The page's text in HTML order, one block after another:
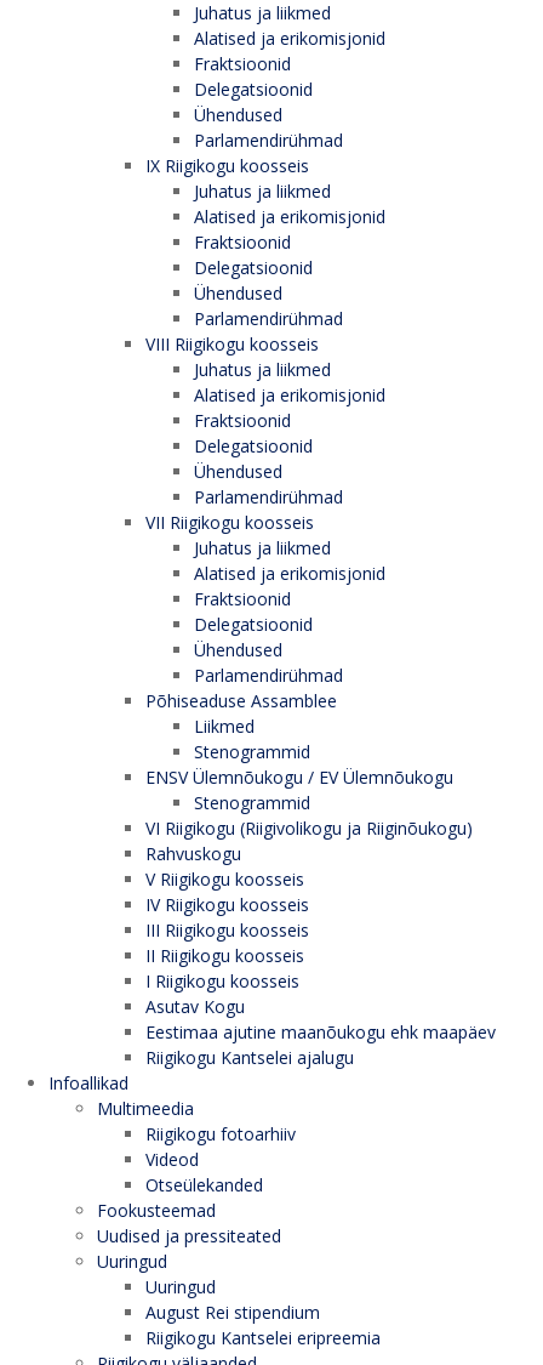
Juhatus ja liikmed
Alatised ja erikomisjonid
Fraktsioonid
Delegatsioonid
Ühendused
Parlamendirühmad
IX Riigikogu koosseis
Juhatus ja liikmed
Alatised ja erikomisjonid
Fraktsioonid
Delegatsioonid
Ühendused
Parlamendirühmad
VIII Riigikogu koosseis
Juhatus ja liikmed
Alatised ja erikomisjonid
Fraktsioonid
Delegatsioonid
Ühendused
Parlamendirühmad
VII Riigikogu koosseis
Juhatus ja liikmed
Alatised ja erikomisjonid
Fraktsioonid
Delegatsioonid
Ühendused
Parlamendirühmad
Põhiseaduse Assamblee
Liikmed
Stenogrammid
ENSV Ülemnõukogu / EV Ülemnõukogu
Stenogrammid
VI Riigikogu (Riigivolikogu ja Riiginõukogu)
Rahvuskogu
V Riigikogu koosseis
IV Riigikogu koosseis
III Riigikogu koosseis
II Riigikogu koosseis
I Riigikogu koosseis
Asutav Kogu
Eestimaa ajutine maanõukogu ehk maapäev
Riigikogu Kantselei ajalugu
Infoallikad
Multimeedia
Riigikogu fotoarhiiv
Videod
Otseülekanded
Fookusteemad
Uudised ja pressiteated
Uuringud
Uuringud
August Rei stipendium
Riigikogu Kantselei eripreemia